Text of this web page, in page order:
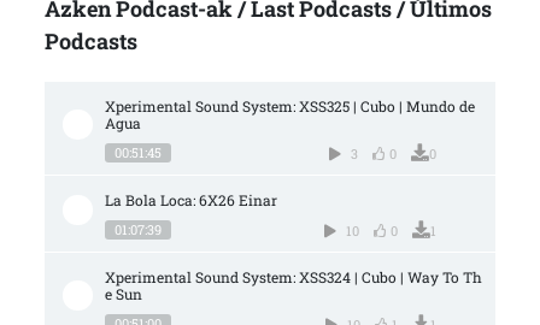
Azken Podcast-ak / Last Podcasts / Últimos
Podcasts
Xperimental Sound System: XSS325 | Cubo | Mundo de
Agua
00:51:45 3 0 0
La Bola Loca: 6X26 Einar
01:07:39 10 0 1
Xperimental Sound System: XSS324 | Cubo | Way To Th
e Sun